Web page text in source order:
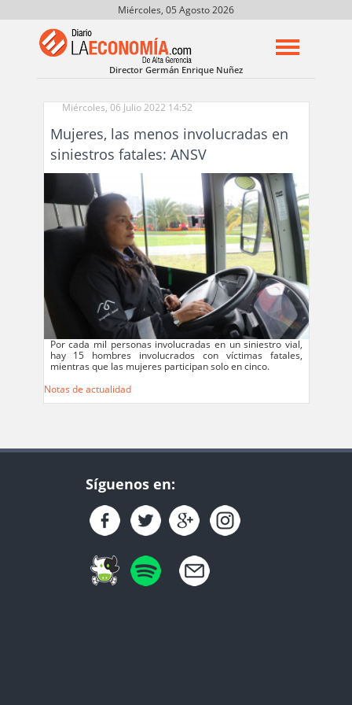
Miércoles, 05 Agosto 2026
Director Germán Enrique Nuñez
Miércoles, 06 Julio 2022 14:52
Mujeres, las menos involucradas en
siniestros fatales: ANSV
Por cada mil personas involucradas en un siniestro vial,
hay 15 hombres involucrados con víctimas fatales,
mientras que las mujeres participan solo en cinco.
Notas de actualidad
Síguenos en: